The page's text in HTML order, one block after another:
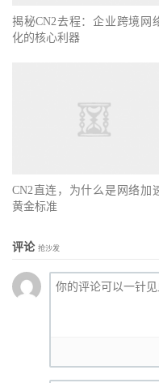
揭秘CN2去程：企业跨境网
化的核心利器
CN2直连，为什么是网络加
黄金标准
评论 抢沙发